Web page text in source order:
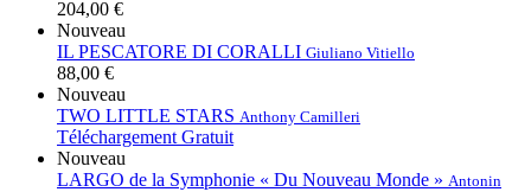
204,00 €
Nouveau
IL PESCATORE DI CORALLI Giuliano Vitiello
88,00 €
Nouveau
TWO LITTLE STARS Anthony Camilleri
Téléchargement Gratuit
Nouveau
LARGO de la Symphonie « Du Nouveau Monde » Antonin